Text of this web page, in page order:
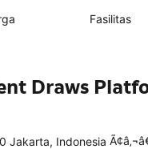
Fasilitas
Draws
Jakarta, Indonesia